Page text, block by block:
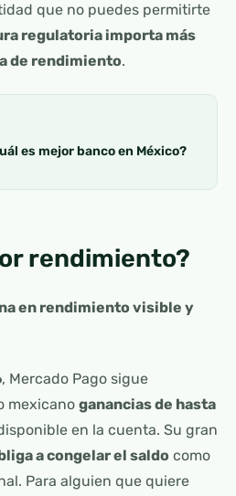
que no puedes permitirte
regulatoria importa más
de rendimiento.
es mejor banco en México?
rendimiento?
en rendimiento visible y
, Mercado Pago sigue
mexicano ganancias de hasta
en la cuenta. Su gran
a congelar el saldo como
Para alguien que quiere